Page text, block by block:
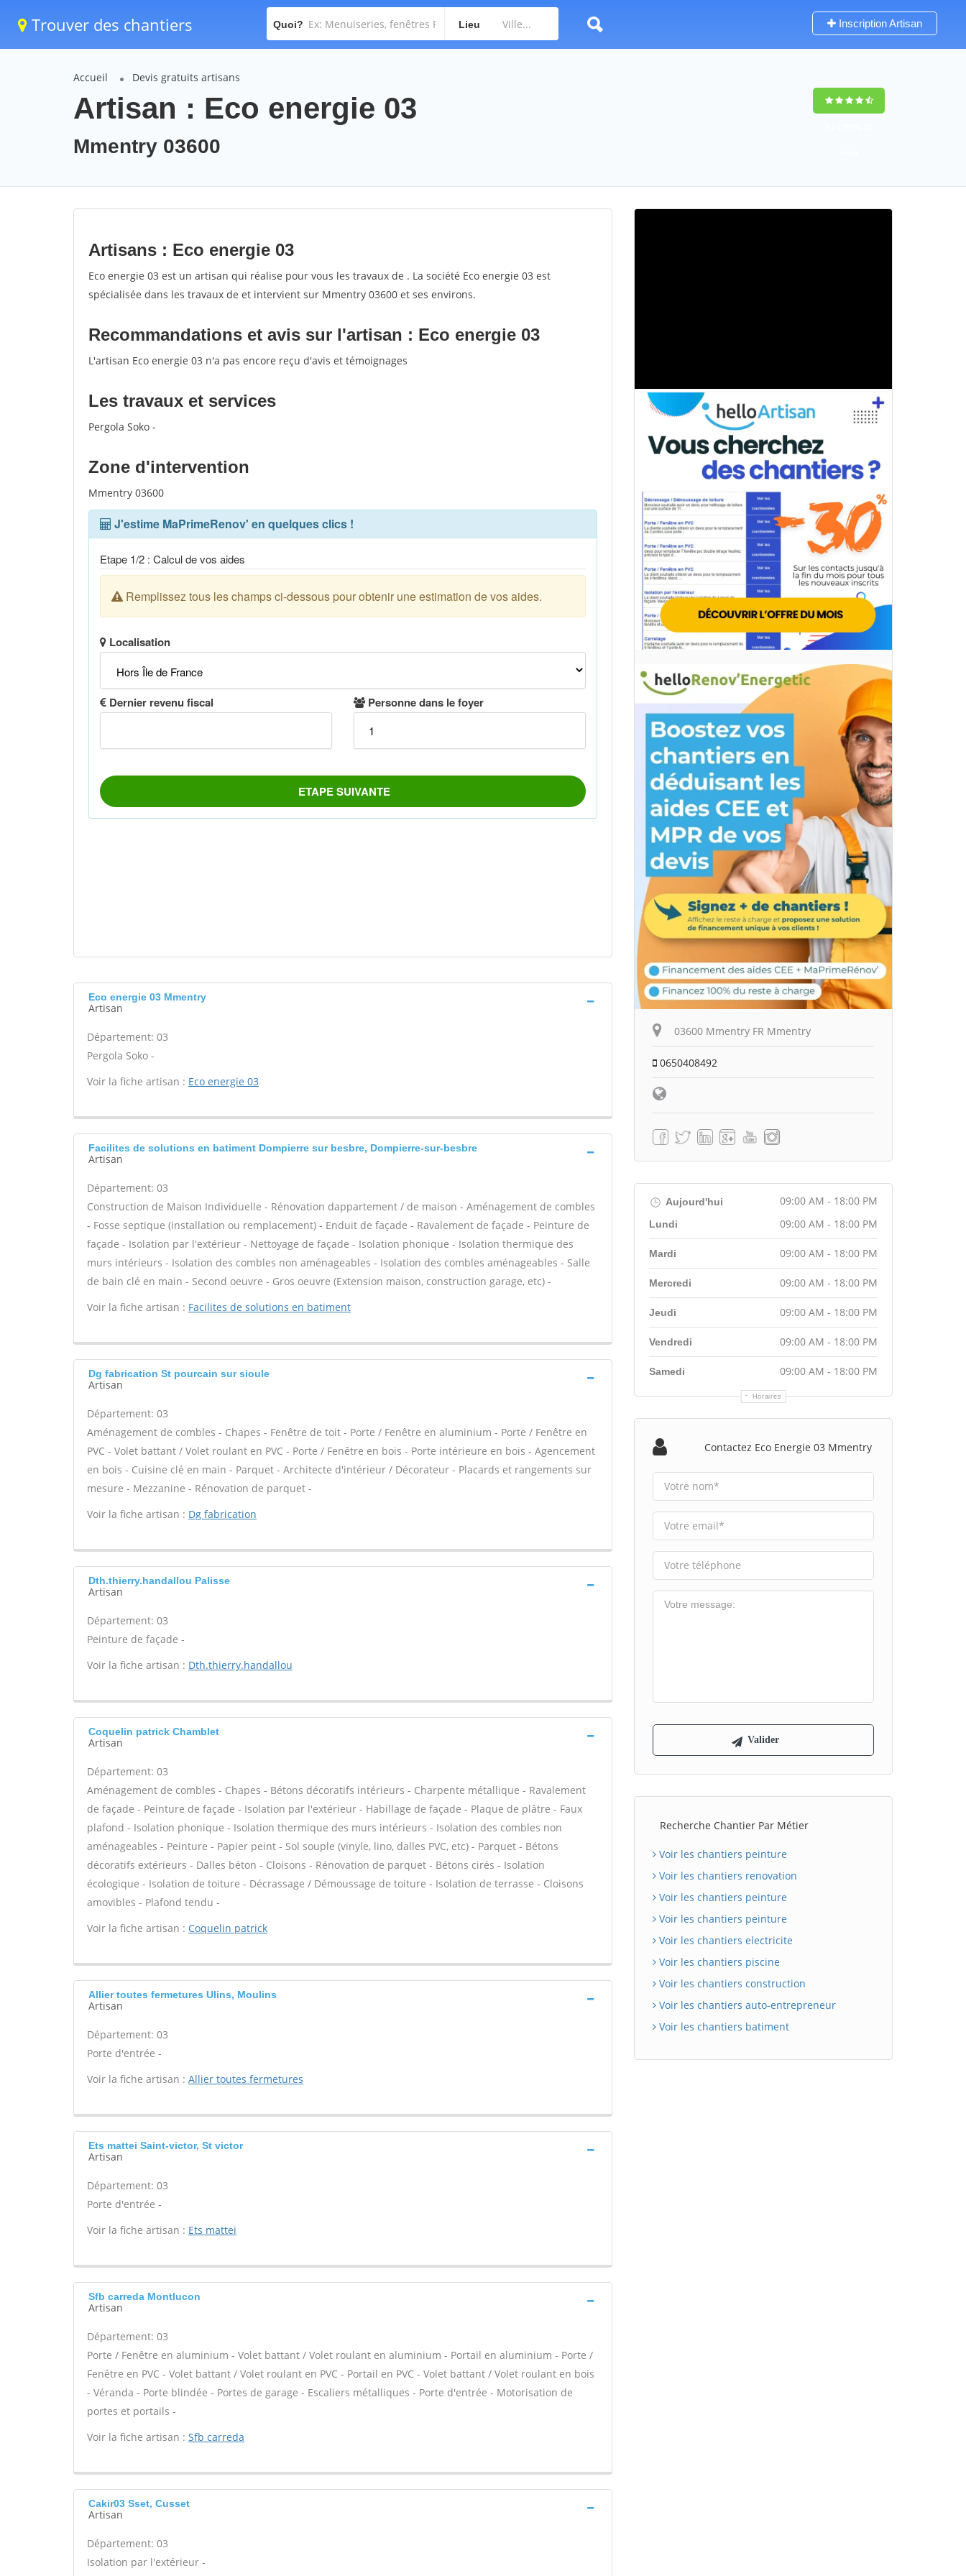
Trouver des chantiers Quoi? Lieu Inscription Artisan
Accueil Devis gratuits artisans
Artisan : Eco energie 03
Mmentry 03600
Artisans : Eco energie 03
Eco energie 03 est un artisan qui réalise pour vous les travaux de . La société Eco energie 03 est
spécialisée dans les travaux de et intervient sur Mmentry 03600 et ses environs.
Recommandations et avis sur l'artisan : Eco energie 03
L'artisan Eco energie 03 n'a pas encore reçu d'avis et témoignages
Les travaux et services
Pergola Soko -
Zone d'intervention
Mmentry 03600
Eco energie 03 Mmentry
Artisan
Département: 03
Pergola Soko -
Voir la fiche artisan : Eco energie 03
Facilites de solutions en batiment Dompierre sur besbre, Dompierre-sur-besbre
Artisan
Département: 03
Construction de Maison Individuelle - Rénovation dappartement / de maison - Aménagement de combles
- Fosse septique (installation ou remplacement) - Enduit de façade - Ravalement de façade - Peinture de
façade - Isolation par l'extérieur - Nettoyage de façade - Isolation phonique - Isolation thermique des
murs intérieurs - Isolation des combles non aménageables - Isolation des combles aménageables - Salle
de bain clé en main - Second oeuvre - Gros oeuvre (Extension maison, construction garage, etc) -
Voir la fiche artisan : Facilites de solutions en batiment
Dg fabrication St pourcain sur sioule
Artisan
Département: 03
Aménagement de combles - Chapes - Fenêtre de toit - Porte / Fenêtre en aluminium - Porte / Fenêtre en
PVC - Volet battant / Volet roulant en PVC - Porte / Fenêtre en bois - Porte intérieure en bois - Agencement
en bois - Cuisine clé en main - Parquet - Architecte d'intérieur / Décorateur - Placards et rangements sur
mesure - Mezzanine - Rénovation de parquet -
Voir la fiche artisan : Dg fabrication
Dth.thierry.handallou Palisse
Artisan
Département: 03
Peinture de façade -
Voir la fiche artisan : Dth.thierry.handallou
Coquelin patrick Chamblet
Artisan
Département: 03
Aménagement de combles - Chapes - Bétons décoratifs intérieurs - Charpente métallique - Ravalement
de façade - Peinture de façade - Isolation par l'extérieur - Habillage de façade - Plaque de plâtre - Faux
plafond - Isolation phonique - Isolation thermique des murs intérieurs - Isolation des combles non
aménageables - Peinture - Papier peint - Sol souple (vinyle, lino, dalles PVC, etc) - Parquet - Bétons
décoratifs extérieurs - Dalles béton - Cloisons - Rénovation de parquet - Bétons cirés - Isolation
écologique - Isolation de toiture - Décrassage / Démoussage de toiture - Isolation de terrasse - Cloisons
amovibles - Plafond tendu -
Voir la fiche artisan : Coquelin patrick
Allier toutes fermetures Ulins, Moulins
Artisan
Département: 03
Porte d'entrée -
Voir la fiche artisan : Allier toutes fermetures
Ets mattei Saint-victor, St victor
Artisan
Département: 03
Porte d'entrée -
Voir la fiche artisan : Ets mattei
Sfb carreda Montlucon
Artisan
Département: 03
Porte / Fenêtre en aluminium - Volet battant / Volet roulant en aluminium - Portail en aluminium - Porte /
Fenêtre en PVC - Volet battant / Volet roulant en PVC - Portail en PVC - Volet battant / Volet roulant en bois
- Véranda - Porte blindée - Portes de garage - Escaliers métalliques - Porte d'entrée - Motorisation de
portes et portails -
Voir la fiche artisan : Sfb carreda
Cakir03 Sset, Cusset
Artisan
Département: 03
Isolation par l'extérieur -
03600 Mmentry FR Mmentry
0650408492
Aujourd'hui 09:00 AM - 18:00 PM
Horaires
Lundi 09:00 AM - 18:00 PM
Mardi 09:00 AM - 18:00 PM
Mercredi 09:00 AM - 18:00 PM
Jeudi 09:00 AM - 18:00 PM
Vendredi 09:00 AM - 18:00 PM
Samedi 09:00 AM - 18:00 PM
Contactez Eco Energie 03 Mmentry
Recherche Chantier Par Métier
Voir les chantiers peinture
Voir les chantiers renovation
Voir les chantiers peinture
Voir les chantiers peinture
Voir les chantiers electricite
Voir les chantiers piscine
Voir les chantiers construction
Voir les chantiers auto-entrepreneur
Voir les chantiers batiment